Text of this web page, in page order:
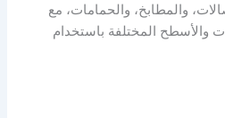
والمطابخ، والحمامات، مع
والأسطح المختلفة باستخدام